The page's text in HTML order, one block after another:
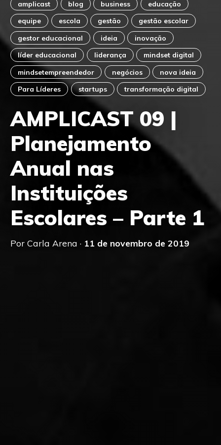
amplicast blog business
educação
equipe
escola gestão
gestão escolar
gestor educacional
ideia
inovação
líder educacional
liderança
mindset digital
mindsetempreendedor
negócios
nova ideia
Para Líderes
startups transformação digital
AMPLICAST 09 |
Planejamento
Anual nas
Instituições
Escolares – Parte 1
Por Carla Arena · 11 de novembro de 2019